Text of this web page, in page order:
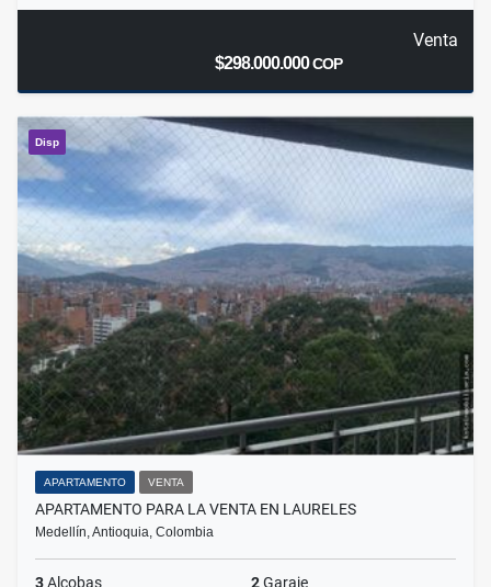
Venta
$298.000.000COP
Disp
APARTAMENTO VENTA
APARTAMENTO PARA LA VENTA EN LAURELES
Medellín, Antioquia, Colombia
3Alcobas 2Garaje